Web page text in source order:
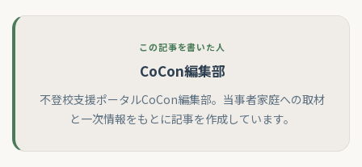
この記事を書いた人
CoCon編集部
不登校支援ポータルCoCon編集部。当事者家庭への取材
と一次情報をもとに記事を作成しています。